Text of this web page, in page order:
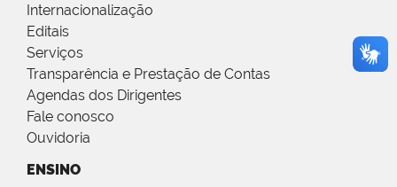
Internacionalização
Editais
Serviços
Transparência e Prestação de Contas
Agendas dos Dirigentes
Fale conosco
Ouvidoria
ENSINO